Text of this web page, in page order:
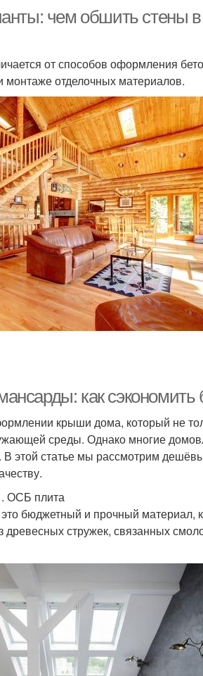
чем обшить стены
от способов оформления
монтаже отделочных материалов.
как сэкономить
крыши дома, который не
среды. Однако многие
В этой статье мы рассмотрим
ОСБ плита
бюджетный и прочный материал,
стружек, связанных